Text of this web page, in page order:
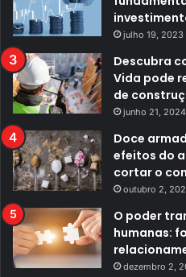
julho 19, 2023
Descubra
Vida pode
de
junho 21, 2024
Doce
efeitos do
cortar o
outubro 2,
O poder
humanas:
dezembro 2,